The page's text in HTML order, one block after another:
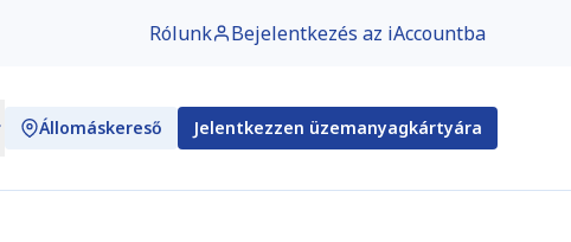
Rólunk Bejelentkezés az iAccountba
Állomáskereső Jelentkezzen üzemanyagkártyára